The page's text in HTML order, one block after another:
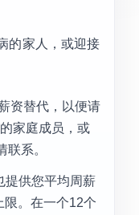
的家人，或迎接
资替代，以便请
家庭成员，或
系。
提供您平均周薪
限。在一个12个